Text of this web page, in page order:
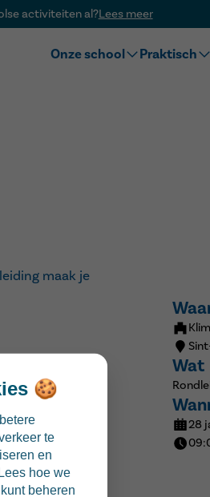
activiteiten al?Lees meer
Onze school
Praktisch
maak je
Klim
Wat
28
🍪
te
en
hoe we
beheren